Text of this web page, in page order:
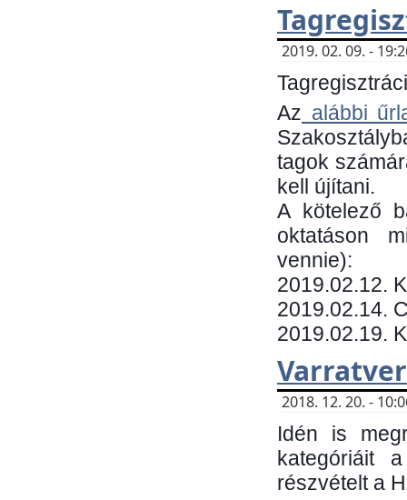
2019. 02. 09. -
Az alábbi
tagok
kell újítani.
​A kötelező
oktatáson
vennie):
​2019.02.12.
2019.02.14.
2019.02.19.
2018. 12. 20. -
Idén is
kategóriáit
részvételt a